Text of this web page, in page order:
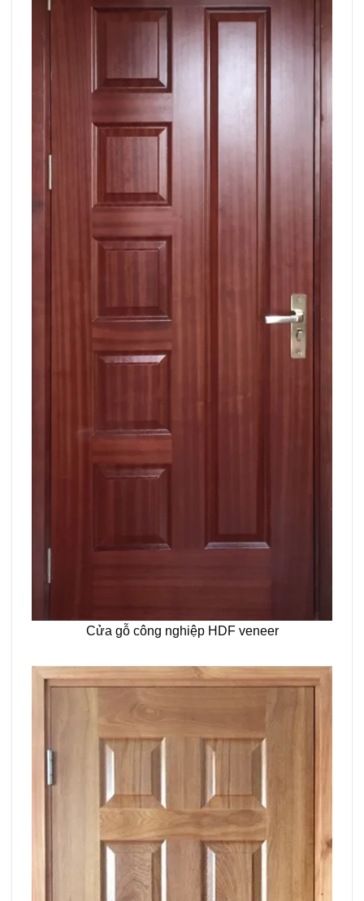
Cửa gỗ công nghiệp HDF veneer